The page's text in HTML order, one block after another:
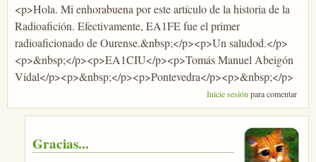
<p>Hola. Mi enhorabuena por este artículo de la historia de la
Radioafición. Efectivamente, EA1FE fue el primer
radioaficionado de Ourense.&nbsp;</p><p>Un saludod.</p>
<p>&nbsp;</p><p>EA1CIU</p><p>Tomás Manuel Abeigón
Vidal</p><p>&nbsp;</p><p>Pontevedra</p><p>&nbsp;</p>
Inicie sesión para comentar
Gracias...